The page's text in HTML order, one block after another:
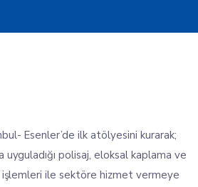
Esenler’de ilk atölyesini kurarak;
uyguladığı polisaj, eloksal kaplama ve
ile sektöre hizmet vermeye